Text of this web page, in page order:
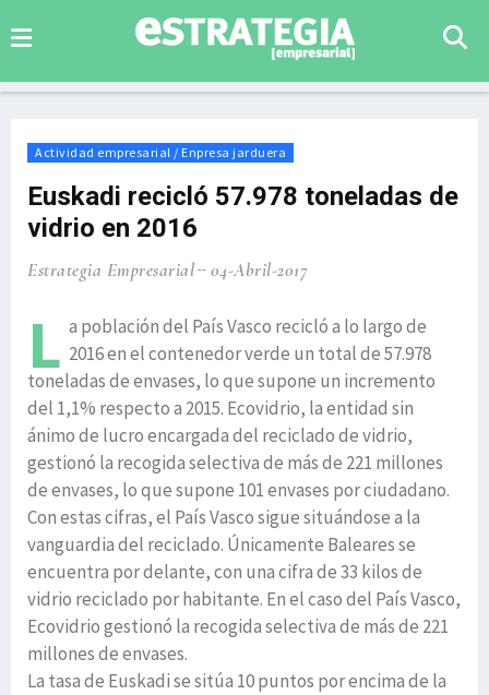
Actividad empresarial / Enpresa jarduera
Euskadi recicló 57.978 toneladas de
vidrio en 2016
Estrategia Empresarial 04-Abril-2017
L a población del País Vasco recicló a lo largo de
2016 en el contenedor verde un total de 57.978
toneladas de envases, lo que supone un incremento
del 1,1% respecto a 2015. Ecovidrio, la entidad sin
ánimo de lucro encargada del reciclado de vidrio,
gestionó la recogida selectiva de más de 221 millones
de envases, lo que supone 101 envases por ciudadano.
Con estas cifras, el País Vasco sigue situándose a la
vanguardia del reciclado. Únicamente Baleares se
encuentra por delante, con una cifra de 33 kilos de
vidrio reciclado por habitante. En el caso del País Vasco,
Ecovidrio gestionó la recogida selectiva de más de 221
millones de envases.
La tasa de Euskadi se sitúa 10 puntos por encima de la